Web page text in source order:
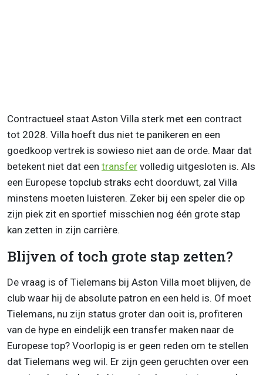
Contractueel staat Aston Villa sterk met een contract
tot 2028. Villa hoeft dus niet te panikeren en een
goedkoop vertrek is sowieso niet aan de orde. Maar dat
betekent niet dat een transfer volledig uitgesloten is. Als
een Europese topclub straks echt doorduwt, zal Villa
minstens moeten luisteren. Zeker bij een speler die op
zijn piek zit en sportief misschien nog één grote stap
kan zetten in zijn carrière.
Blijven of toch grote stap zetten?
De vraag is of Tielemans bij Aston Villa moet blijven, de
club waar hij de absolute patron en een held is. Of moet
Tielemans, nu zijn status groter dan ooit is, profiteren
van de hype en eindelijk een transfer maken naar de
Europese top? Voorlopig is er geen reden om te stellen
dat Tielemans weg wil. Er zijn geen geruchten over een